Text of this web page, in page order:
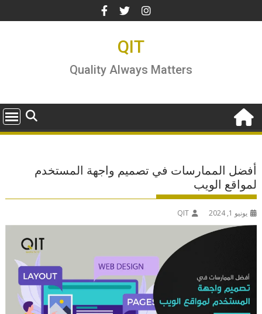
to
QIT
Quality Always Matters
أفضل الممارسات في تصميم واجهة المستخدم
لمواقع الويب
يونيو 1, 2024 QIT